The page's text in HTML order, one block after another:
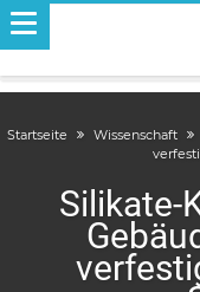
Startseite Wissenschaft
Silikate-